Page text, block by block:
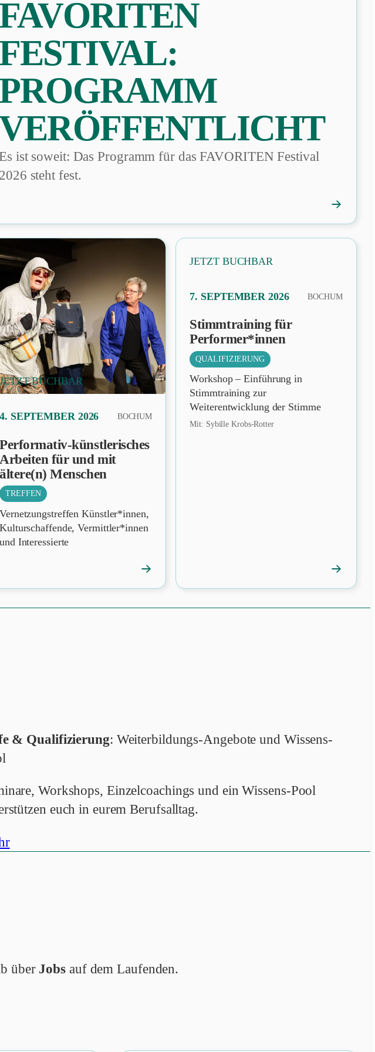
FAVORITEN
FESTIVAL:
PROGRAMM
ist soweit: Das Programm für das FAVORITEN Festival
2026 steht fest.
Festival:
→
PRÄSENZ
JETZT BUCHBAR
4. SEPTEMBER 2026 BOCHUM
Performativ-künstlerisches
Arbeiten für und mit
ältere(n) Menschen
TREFFEN
Vernetzungstreffen Künstler*innen,
Kulturschaffende, Vermittler*innen
und Interessierte
Veranstaltung
öffnen
→
PRÄSENZ
JETZT BUCHBAR
7. SEPTEMBER 2026 BOCHUM
Stimmtraining für
Performer*innen
QUALIFIZIERUNG
Workshop – Einführung in
Stimmtraining zur
Weiterentwicklung der Stimme
Mit: Sybille Krobs-Rotter
öffnen
→
& Qualifizierung: Weiterbildungs-Angebote und Wissens-
Workshops, Einzelcoachings und ein Wissens-Pool
euch in eurem Berufsalltag.
über Jobs auf dem Laufenden.